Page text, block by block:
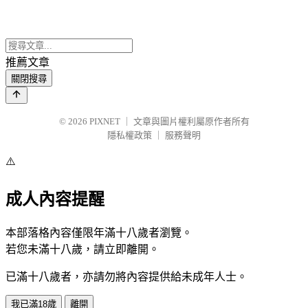
推薦文章
關閉搜尋
© 2026 PIXNET
文章與圖片權利屬原作者所有
隱私權政策
服務聲明
⚠️
成人內容提醒
本部落格內容僅限年滿十八歲者瀏覽。
若您未滿十八歲，請立即離開。
已滿十八歲者，亦請勿將內容提供給未成年人士。
我已滿18歲 離開